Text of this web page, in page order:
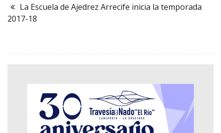
La Escuela de Ajedrez Arrecife inicia la temporada
2017-18